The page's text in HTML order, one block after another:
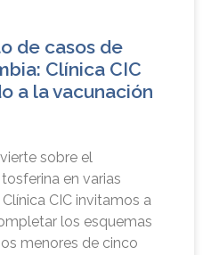
de casos de
Clínica CIC
a la vacunación
sobre el
en varias
CIC invitamos a
los esquemas
menores de cinco